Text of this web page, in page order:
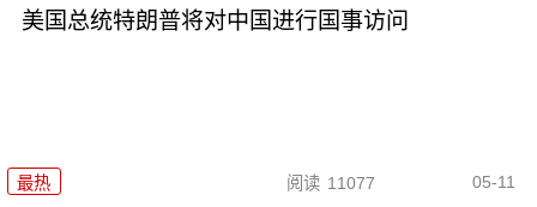
美国总统特朗普将对中国进行国事访问
最热 阅读 11077 05-11